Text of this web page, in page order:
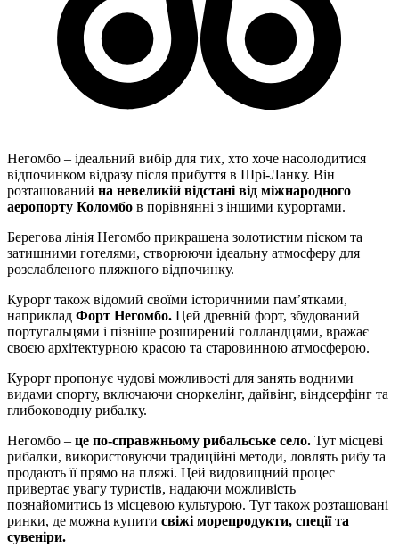
Негомбо – ідеальний вибір для тих, хто хоче насолодитися
відпочинком відразу після прибуття в Шрі-Ланку. Він
розташований на невеликій відстані від міжнародного
аеропорту Коломбо в порівнянні з іншими курортами.
Берегова лінія Негомбо прикрашена золотистим піском та
затишними готелями, створюючи ідеальну атмосферу для
розслабленого пляжного відпочинку.
Курорт також відомий своїми історичними пам’ятками,
наприклад Форт Негомбо. Цей древній форт, збудований
португальцями і пізніше розширений голландцями, вражає
своєю архітектурною красою та старовинною атмосферою.
Курорт пропонує чудові можливості для занять водними
видами спорту, включаючи сноркелінг, дайвінг, віндсерфінг та
глибоководну рибалку.
Негомбо – це по-справжньому рибальське село. Тут місцеві
рибалки, використовуючи традиційні методи, ловлять рибу та
продають її прямо на пляжі. Цей видовищний процес
привертає увагу туристів, надаючи можливість
познайомитись із місцевою культурою. Тут також розташовані
ринки, де можна купити свіжі морепродукти, спеції та
сувеніри.